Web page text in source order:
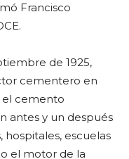
Francisco
de 1925,
cementero en
el cemento
antes y un después
escuelas
el motor de la